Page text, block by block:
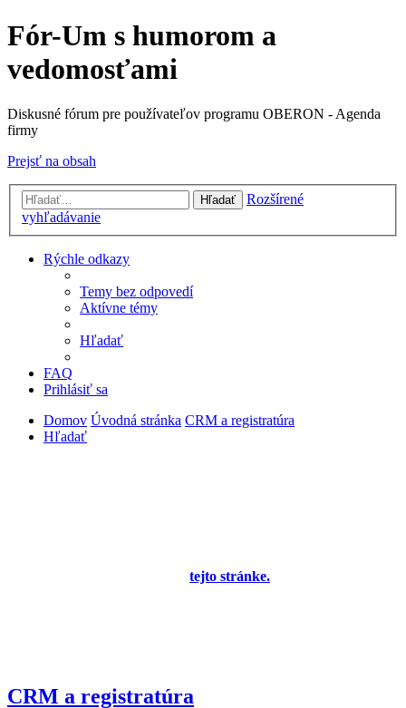
Fór-Um s humorom a
vedomosťami
Diskusné fórum pre používateľov programu OBERON - Agenda
firmy
Prejsť na obsah
Hľadať
Rozšírené
vyhľadávanie
Rýchle odkazy
Temy bez odpovedí
Aktívne témy
Hľadať
FAQ
Prihlásiť sa
Domov Úvodná stránka CRM a registratúra
Hľadať
tejto stránke.
CRM a registratúra